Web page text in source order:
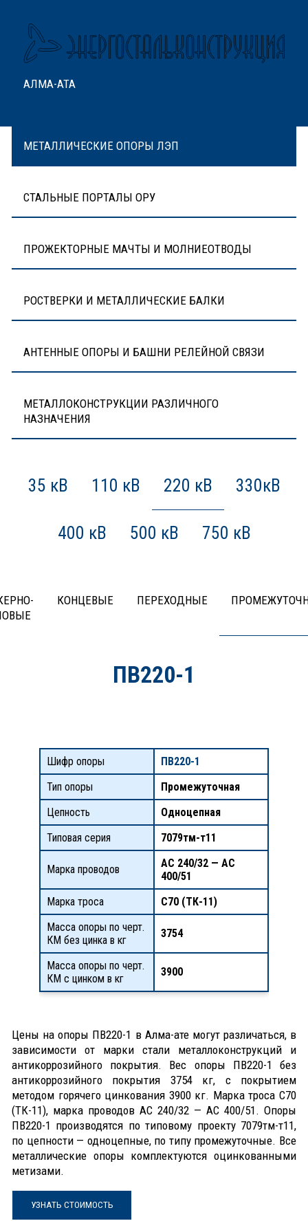
АЛМА-АТА
МЕТАЛЛИЧЕСКИЕ ОПОРЫ ЛЭП
СТАЛЬНЫЕ ПОРТАЛЫ ОРУ
ПРОЖЕКТОРНЫЕ МАЧТЫ И МОЛНИЕОТВОДЫ
РОСТВЕРКИ И МЕТАЛЛИЧЕСКИЕ БАЛКИ
АНТЕННЫЕ ОПОРЫ И БАШНИ РЕЛЕЙНОЙ СВЯЗИ
МЕТАЛЛОКОНСТРУКЦИИ РАЗЛИЧНОГО
НАЗНАЧЕНИЯ
35 кВ 110 кВ 220 кВ 330кВ
400 кВ 500 кВ 750 кВ
КОНЦЕВЫЕ ПЕРЕХОДНЫЕ
ПВ220-1
Шифр опоры
ПВ220-1
Тип опоры
Промежуточная
Цепность
Одноцепная
Типовая серия
7079тм-т11
Марка проводов
АС 240/32 — АС
400/51
Марка троса
С70 (ТК-11)
Масса опоры по черт.
КМ без цинка в кг
3754
Масса опоры по черт.
КМ с цинком в кг
3900
Цены на опоры ПВ220-1 в Алма-ате могут различаться, в
зависимости от марки стали металлоконструкций и
антикоррозийного покрытия. Вес опоры ПВ220-1 без
антикоррозийного покрытия 3754 кг, с покрытием
методом горячего цинкования 3900 кг. Марка троса С70
(ТК-11), марка проводов АС 240/32 — АС 400/51. Опоры
ПВ220-1 производятся по типовому проекту 7079тм-т11,
по цепности — одноцепные, по типу промежуточные. Все
металлические опоры комплектуются оцинкованными
метизами.
УЗНАТЬ СТОИМОСТЬ